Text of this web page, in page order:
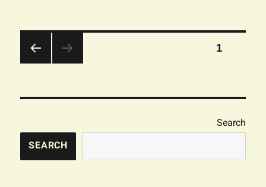
صفحه‌بندی
1
Search
SEARCH